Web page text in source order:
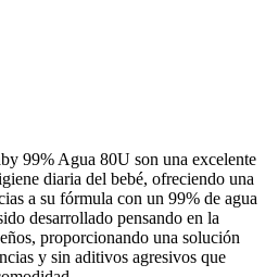
99% Agua 80U son una excelente
diaria del bebé, ofreciendo una
a su fórmula con un 99% de agua
desarrollado pensando en la
proporcionando una solución
y sin aditivos agresivos que